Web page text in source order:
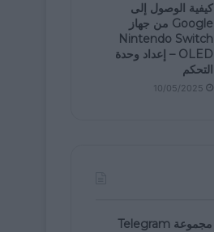
كيفية الوصول إلى
Google من جهاز
Nintendo Switch
OLED – إعداد وحدة
التحكم
10/05/2025
روابط مجموعة Telegram